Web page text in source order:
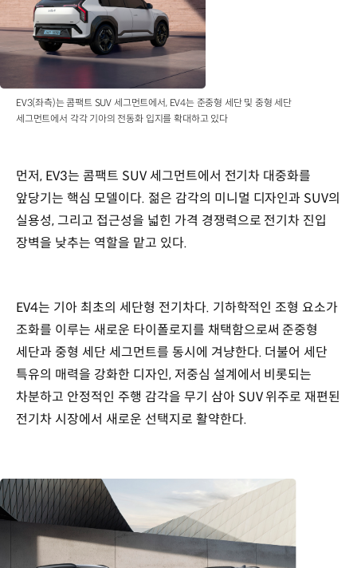
EV6:
역동적인
성능,
모빌리티,
올해의
기능,
시트
구성,
대형
EV3(좌측)는 콤팩트 SUV 세그먼트에서, EV4는 준중형 세단 및 중형 세단
세그먼트에서 각각 기아의 전동화 입지를 확대하고 있다
먼저, EV3는 콤팩트 SUV 세그먼트에서 전기차 대중화를
앞당기는 핵심 모델이다. 젊은 감각의 미니멀 디자인과 SUV의
실용성, 그리고 접근성을 넓힌 가격 경쟁력으로 전기차 진입
장벽을 낮추는 역할을 맡고 있다.
EV4는 기아 최초의 세단형 전기차다. 기하학적인 조형 요소가
조화를 이루는 새로운 타이폴로지를 채택함으로써 준중형
세단과 중형 세단 세그먼트를 동시에 겨냥한다. 더불어 세단
특유의 매력을 강화한 디자인, 저중심 설계에서 비롯되는
차분하고 안정적인 주행 감각을 무기 삼아 SUV 위주로 재편된
전기차 시장에서 새로운 선택지로 활약한다.